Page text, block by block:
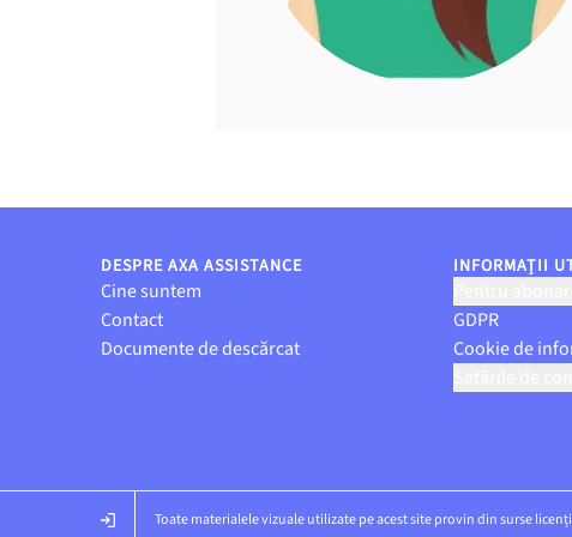
DESPRE AXA ASSISTANCE
Cine suntem
Contact
Documente de descărcat
INFORMAȚII
GDPR
Cookie de
Toate materialele vizuale utilizate pe acest site provin din surse